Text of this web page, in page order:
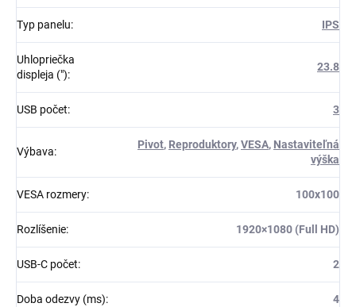
Typ panelu: IPS
Uhlopriečka
displeja ("):
23.8
USB počet: 3
Výbava:
Pivot, Reproduktory,VESA, Nastaviteľná
výška
VESA rozmery: 100x100
Rozlíšenie: 1920×1080 (Full HD)
USB-C počet: 2
Doba odezvy (ms): 4